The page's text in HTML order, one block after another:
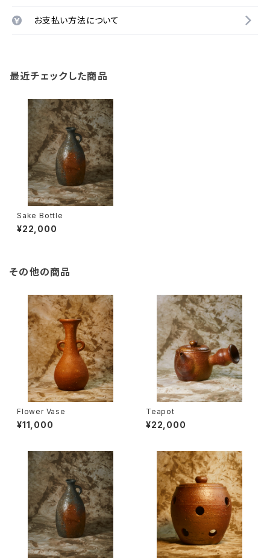
お支払い方法について
最近チェックした商品
Sake Bottle
¥22,000
その他の商品
Flower Vase
¥11,000
Teapot
¥22,000